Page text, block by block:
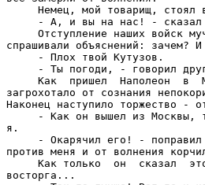
Немец, мой товарищ, стоял
- А, и вы на нас! - сказал
Отступление наших войск
спрашивали объяснений: зачем?
     - Плох твой Кутузов.
- Ты погоди, - говорил
Как  пришел  Наполеон  в
загрохотало от сознания
Наконец наступило торжество -
- Как он вышел из Москвы,
я.
- Окарячил его! -
против меня и от волнения
Как только  он  сказал
восторга...